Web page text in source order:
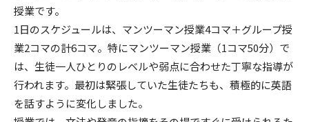
授業です。
1日のスケジュールは、マンツーマン授業4コマ＋グループ授
業2コマの計6コマ。特にマンツーマン授業（1コマ50分）で
は、生徒一人ひとりのレベルや弱点に合わせた丁寧な指導が
行われます。最初は緊張していた生徒たちも、積極的に英語
を話すように変化しました。